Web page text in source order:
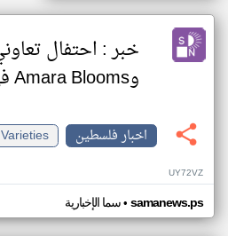
وAmara Blooms في الرياض
اخبار فلسطين
Varieties
UY72VZ
سما الإخبارية• samanews.ps